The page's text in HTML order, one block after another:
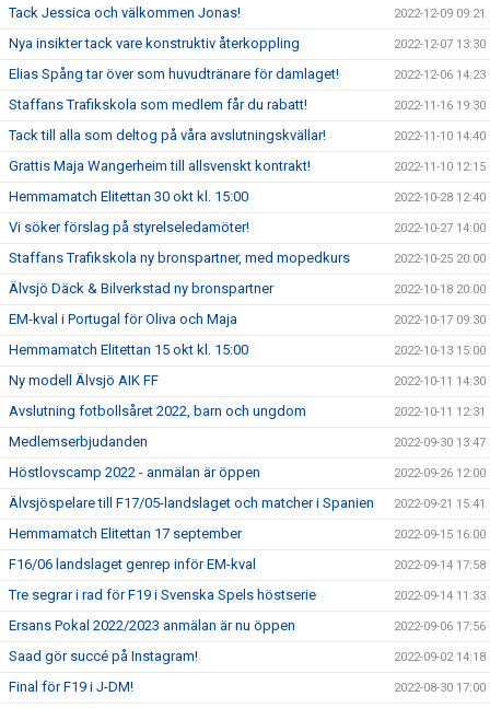
Tack Jessica och välkommen Jonas! 2022-12-09 09:21
Nya insikter tack vare konstruktiv återkoppling 2022-12-07 13:30
Elias Spång tar över som huvudtränare för damlaget! 2022-12-06 14:23
Staffans Trafikskola som medlem får du rabatt! 2022-11-16 19:30
Tack till alla som deltog på våra avslutningskvällar! 2022-11-10 14:40
Grattis Maja Wangerheim till allsvenskt kontrakt! 2022-11-10 12:15
Hemmamatch Elitettan 30 okt kl. 15:00 2022-10-28 12:40
Vi söker förslag på styrelseledamöter! 2022-10-27 14:00
Staffans Trafikskola ny bronspartner, med mopedkurs 2022-10-25 20:00
Älvsjö Däck & Bilverkstad ny bronspartner 2022-10-18 20:00
EM-kval i Portugal för Oliva och Maja 2022-10-17 09:30
Hemmamatch Elitettan 15 okt kl. 15:00 2022-10-13 15:00
Ny modell Älvsjö AIK FF 2022-10-11 14:30
Avslutning fotbollsåret 2022, barn och ungdom 2022-10-11 12:31
Medlemserbjudanden 2022-09-30 13:47
Höstlovscamp 2022 - anmälan är öppen 2022-09-26 12:00
Älvsjöspelare till F17/05-landslaget och matcher i Spanien 2022-09-21 15:41
Hemmamatch Elitettan 17 september 2022-09-15 16:00
F16/06 landslaget genrep inför EM-kval 2022-09-14 17:58
Tre segrar i rad för F19 i Svenska Spels höstserie 2022-09-14 11:33
Ersans Pokal 2022/2023 anmälan är nu öppen 2022-09-06 17:56
Saad gör succé på Instagram! 2022-09-02 14:18
Final för F19 i J-DM! 2022-08-30 17:00